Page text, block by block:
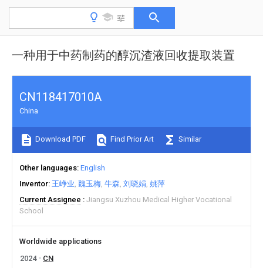
一种用于中药制药的醇沉渣液回收提取装置
CN118417010A
China
Download PDF Find Prior Art Similar
Other languages English
Inventor 王峥业 魏玉梅 牛森 刘晓娟 姚萍
Current Assignee
Jiangsu Xuzhou Medical Higher Vocational
School
Worldwide applications
2024
CN